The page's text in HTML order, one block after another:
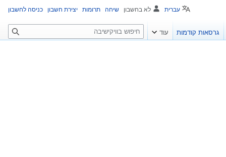
עברית לא בחשבון שיחה תרומות יצירת חשבון כניסה לחשבון
גרסאות קודמות עוד
ח
י